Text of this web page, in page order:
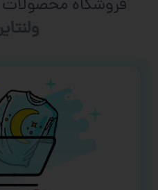
فروشگاه محصولات